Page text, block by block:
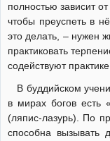
полностью зависит
чтобы преуспеть в
это делать, – нужен
практиковать
содействуют
В буддийском
в мирах богов есть
(ляпис-лазурь). По
способна вызывать